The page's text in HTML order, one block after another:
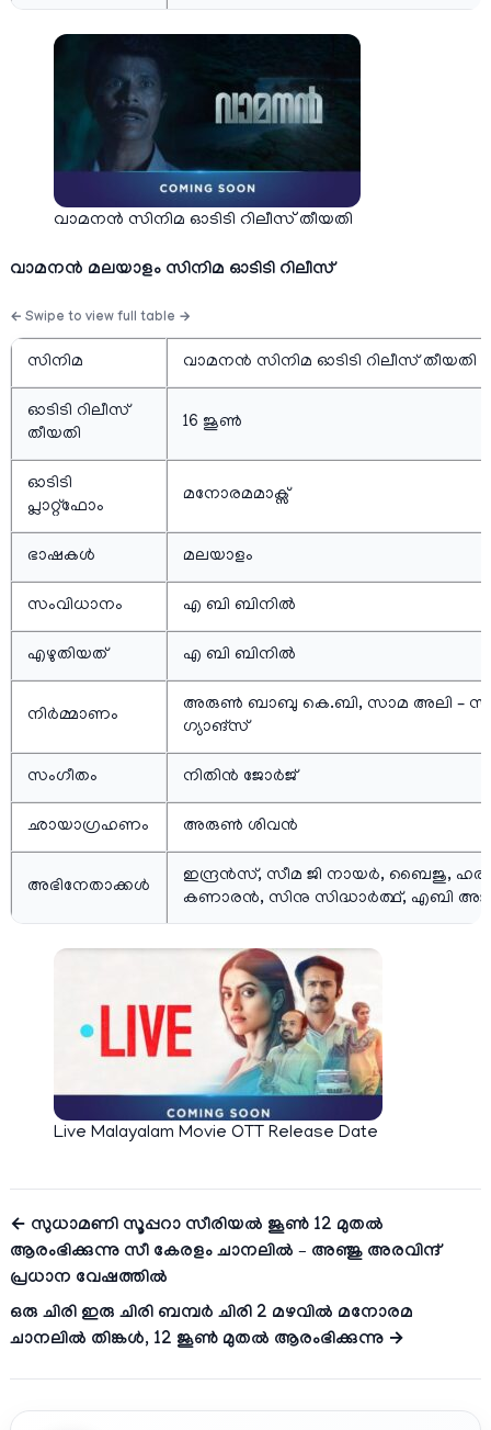
വാമനന്‍ സിനിമ ഓടിടി റിലീസ് തീയതി
വാമനൻ മലയാളം സിനിമ ഓടിടി റിലീസ്
സിനിമ വാമനന്‍ സിനിമ ഓടിടി റിലീസ് തീയതി
ഓടിടി റിലീസ്
തീയതി
16 ജൂണ്‍
ഓടിടി
പ്ലാറ്റ്ഫോം
മനോരമമാക്സ്
ഭാഷകള്‍ മലയാളം
സംവിധാനം എ ബി ബിനിൽ
എഴുതിയത് എ ബി ബിനിൽ
നിര്‍മ്മാണം
അരുൺ ബാബു കെ.ബി, സാമ അലി –
ഗ്യാങ്‌സ്
സംഗീതം നിതിൻ ജോർജ്
ഛായാഗ്രഹണം അരുണ്‍ ശിവന്‍
അഭിനേതാക്കള്‍
ഇന്ദ്രൻസ്, സീമ ജി നായർ, ബൈജു,
കണാരൻ, സിനു സിദ്ധാർത്ഥ്, എബി
Live Malayalam Movie OTT Release Date
← സുധാമണി സൂപ്പറാ സീരിയല്‍ ജൂണ്‍ 12 മുതല്‍
ആരംഭിക്കുന്നു സീ കേരളം ചാനലില്‍ – അഞ്ജു അരവിന്ദ്
പ്രധാന വേഷത്തില്‍
ഒരു ചിരി ഇരു ചിരി ബമ്പര്‍ ചിരി 2 മഴവില്‍ മനോരമ
ചാനലില്‍ തിങ്കള്‍, 12 ജൂൺ മുതല്‍ ആരംഭിക്കുന്നു →